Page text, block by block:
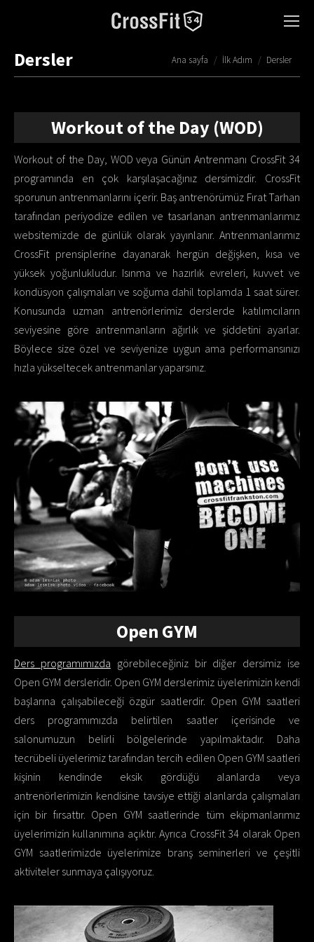
Dersler You are here:
Ana sayfa İlk Adım Dersler
Workout of the Day (WOD)
Workout of the Day, WOD veya Günün Antrenmanı CrossFit 34
programında en çok karşılaşacağınız dersimizdir. CrossFit
sporunun antrenmanlarını içerir. Baş antrenörümüz Fırat Tarhan
tarafından periyodize edilen ve tasarlanan antrenmanlarımız
websitemizde de günlük olarak yayınlanır. Antrenmanlarımız
CrossFit prensiplerine dayanarak hergün değişken, kısa ve
yüksek yoğunlukludur. Isınma ve hazırlık evreleri, kuvvet ve
kondüsyon çalışmaları ve soğuma dahil toplamda 1 saat sürer.
Konusunda uzman antrenörlerimiz derslerde katılımcıların
seviyesine göre antrenmanların ağırlık ve şiddetini ayarlar.
Böylece size özel ve seviyenize uygun ama performansınızı
hızla yükseltecek antrenmanlar yaparsınız.
Open GYM
Ders programımızda görebileceğiniz bir diğer dersimiz ise
Open GYM dersleridir. Open GYM derslerimiz üyelerimizin kendi
başlarına çalışabileceği özgür saatlerdir. Open GYM saatleri
ders programımızda belirtilen saatler içerisinde ve
salonumuzun belirli bölgelerinde yapılmaktadır. Daha
tecrübeli üyelerimiz tarafından tercih edilen Open GYM saatleri
kişinin kendinde eksik gördüğü alanlarda veya
antrenörlerimizin kendisine tavsiye ettiği alanlarda çalışmaları
için bir fırsattır. Open GYM saatlerinde tüm ekipmanlarımız
üyelerimizin kullanımına açıktır. Ayrıca CrossFit 34 olarak Open
GYM saatlerimizde üyelerimize branş seminerleri ve çeşitli
aktiviteler sunmaya çalışıyoruz.